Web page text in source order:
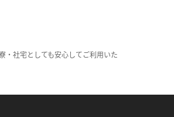
・社宅としても安心してご利用いた